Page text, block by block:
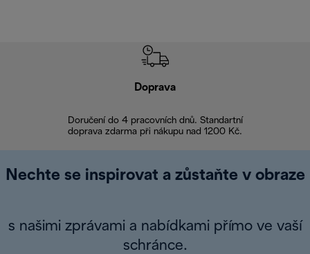
Doprava
Doručení do 4 pracovních dnů. Standartní
doprava zdarma při nákupu nad 1200 Kč.
Nechte se inspirovat a zůstaňte v obraze
s našimi zprávami a nabídkami přímo ve vaší
schránce.